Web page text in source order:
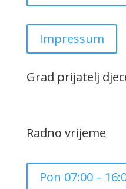
Impressum
Grad prijatelj
Radno vrijeme
Pon 07:00 –